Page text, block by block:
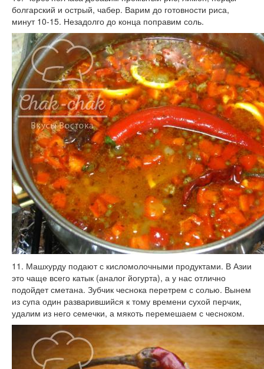
болгарский и острый, чабер. Варим до готовности риса,
минут 10-15. Незадолго до конца поправим соль.
11. Машхурду подают с кисломолочными продуктами. В Азии
это чаще всего катык (аналог йогурта), а у нас отлично
подойдет сметана. Зубчик чеснока перетрем с солью. Вынем
из супа один разварившийся к тому времени сухой перчик,
удалим из него семечки, а мякоть перемешаем с чесноком.